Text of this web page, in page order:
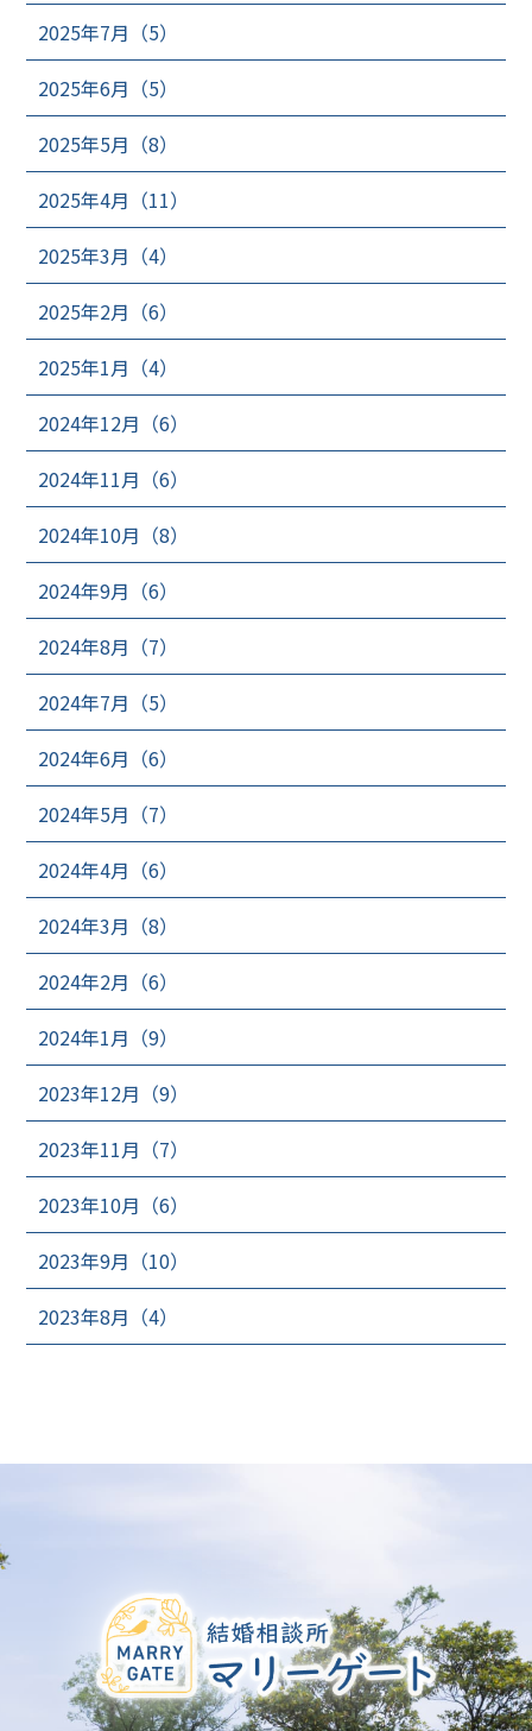
2025年7月（5）
2025年6月（5）
2025年5月（8）
2025年4月（11）
2025年3月（4）
2025年2月（6）
2025年1月（4）
2024年12月（6）
2024年11月（6）
2024年10月（8）
2024年9月（6）
2024年8月（7）
2024年7月（5）
2024年6月（6）
2024年5月（7）
2024年4月（6）
2024年3月（8）
2024年2月（6）
2024年1月（9）
2023年12月（9）
2023年11月（7）
2023年10月（6）
2023年9月（10）
2023年8月（4）